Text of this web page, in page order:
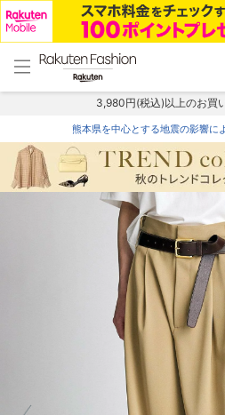
menu home
トップ
3,980円(税込)以上のお買
熊本県を中心とする地震の影響に